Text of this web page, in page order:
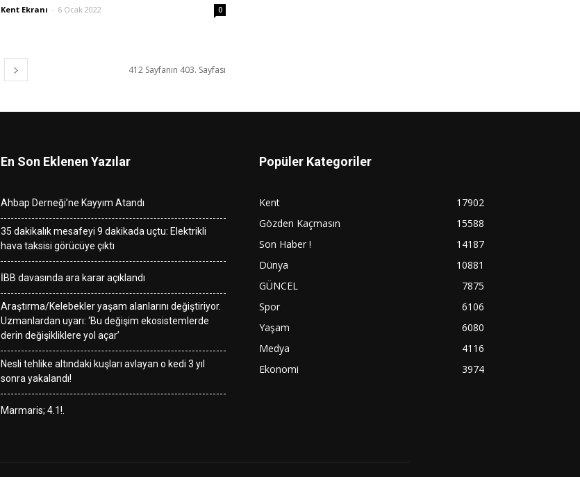
Kent Ekranı - 6 Ocak 2022 0
412 Sayfanın 403. Sayfası
En Son Eklenen Yazılar
Ahbap Derneği’ne Kayyım Atandı
35 dakikalık mesafeyi 9 dakikada uçtu: Elektrikli
hava taksisi görücüye çıktı
İBB davasında ara karar açıklandı
Araştırma/Kelebekler yaşam alanlarını değiştiriyor.
Uzmanlardan uyarı: ‘Bu değişim ekosistemlerde
derin değişikliklere yol açar’
Nesli tehlike altındaki kuşları avlayan o kedi 3 yıl
sonra yakalandı!
Marmaris; 4.1!.
Popüler Kategoriler
Kent
17902
Gözden Kaçmasın
15588
Son Haber !
14187
Dünya
10881
GÜNCEL
7875
Spor
6106
Yaşam
6080
Medya
4116
Ekonomi
3974